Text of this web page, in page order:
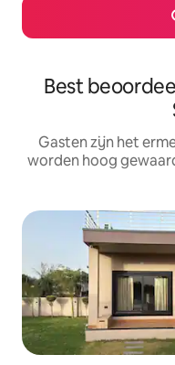
Best
Gasten zijn het
worden hoog